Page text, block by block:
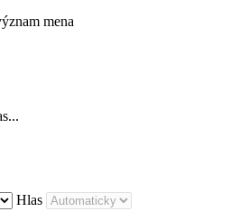
mena
Hlas